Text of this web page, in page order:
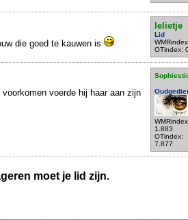
lelietje
Lid
OTindex:
die goed te kauwen is
1.883
OTindex:
7.877
voerde hij haar aan zijn
moet je lid zijn.